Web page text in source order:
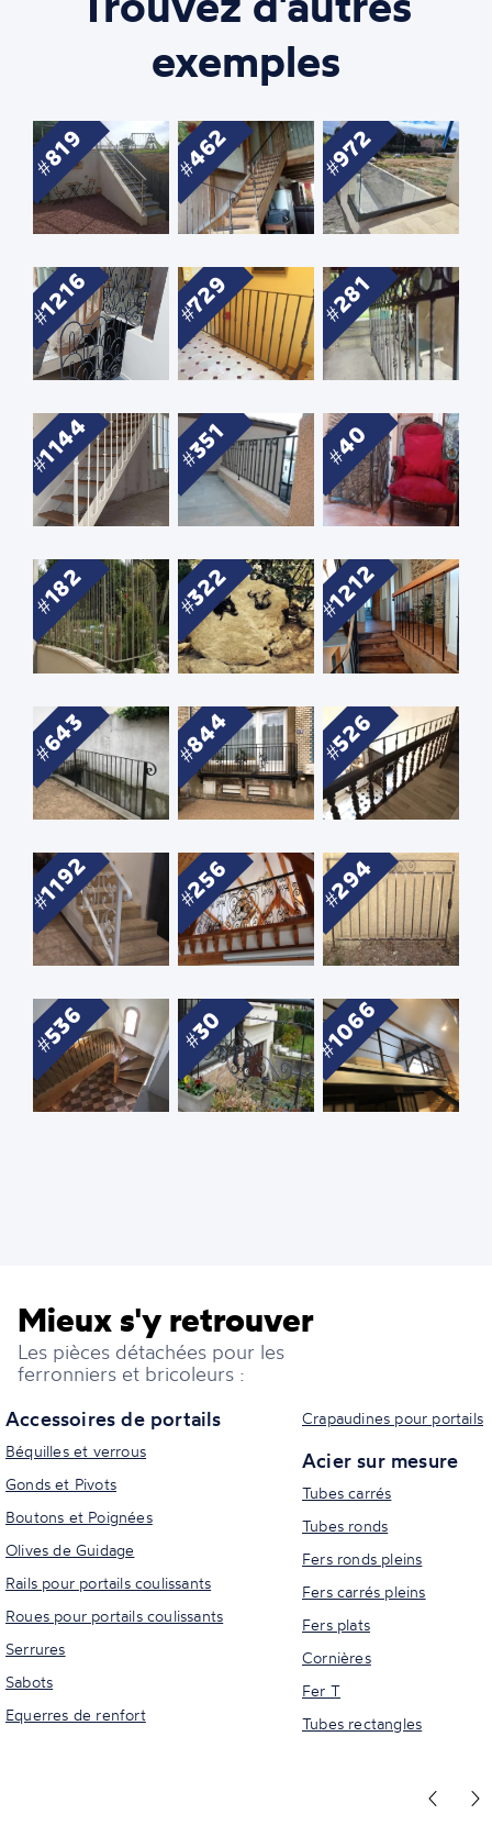
exemples
819 462 972
1216 729 281
1144 351 40
182 322 1212
643 844 526
1192 256 294
536 30 1066
Mieux s'y retrouver
Les pièces détachées pour les
ferronniers et bricoleurs :
Accessoires de portails
Béquilles et verrous
Gonds et Pivots
Boutons et Poignées
Olives de Guidage
Rails pour portails coulissants
Roues pour portails coulissants
Serrures
Sabots
Equerres de renfort
Crapaudines pour portails
Acier sur mesure
Tubes carrés
Tubes ronds
Fers ronds pleins
Fers carrés pleins
Fers plats
Cornières
Fer T
Tubes rectangles